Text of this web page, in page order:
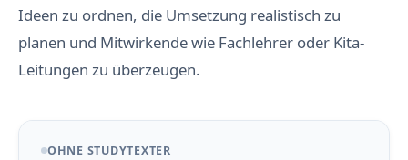
Ideen zu ordnen, die Umsetzung realistisch zu
planen und Mitwirkende wie Fachlehrer oder Kita-
Leitungen zu überzeugen.
OHNE STUDYTEXTER